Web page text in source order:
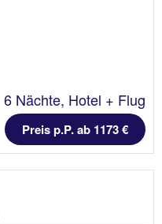
6 Nächte, Hotel + Flug
Preis p.P. ab 1173 €